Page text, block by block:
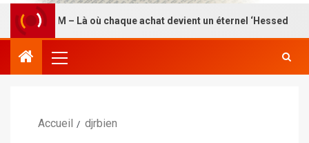
HM – Là où chaque achat devient un éternel ‘Hessed
Accueil djrbien